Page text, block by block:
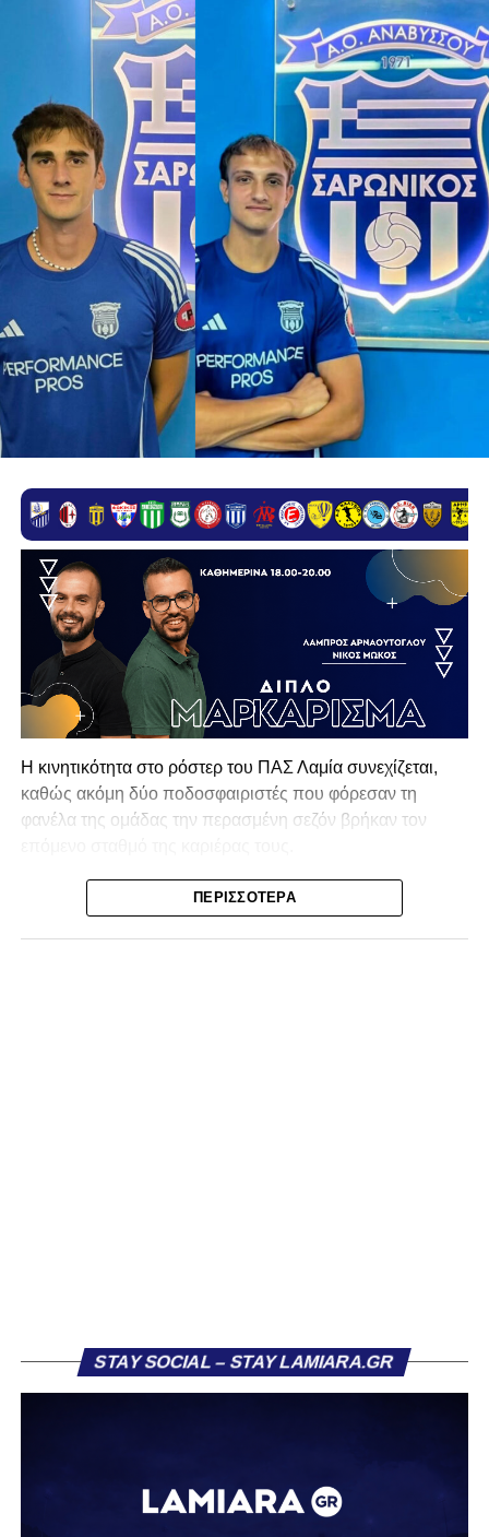
Η κινητικότητα στο ρόστερ του ΠΑΣ Λαμία συνεχίζεται,
καθώς ακόμη δύο ποδοσφαιριστές που φόρεσαν τη
φανέλα της ομάδας την περασμένη σεζόν βρήκαν τον
Ο λόγος για τον Βασίλη Τρούμπουλο και τον Χρυσόστομο
Στάγκο, οι οποίοι θα συνεχίσουν μαζί την ποδοσφαιρική
«Ο Α.Ο. Σαρωνικός Αναβύσσου ανακοινώνει την
περσινή σεζόν πραγματοποίησε γεμάτη χρονιά στη Γ’
ΠΕΡΙΣΣΌΤΕΡΑ
STAY SOCIAL – STAY LAMIARA.GR